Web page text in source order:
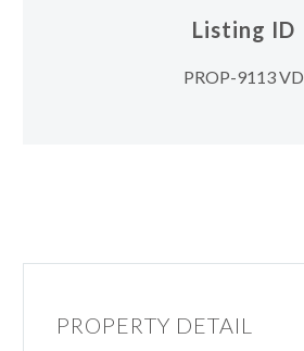
Listing ID
PROP-9113 VD
PROPERTY DETAIL